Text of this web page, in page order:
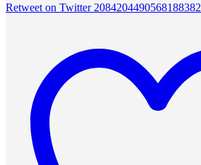
Retweet on Twitter 2084204490568188382